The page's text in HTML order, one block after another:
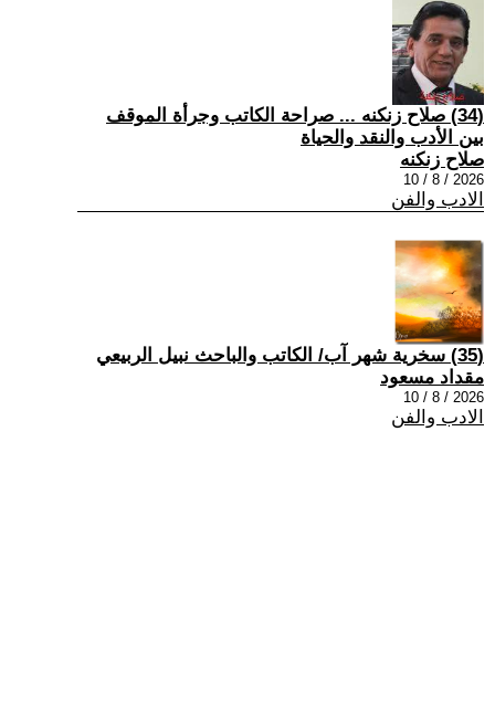
(34) صلاح زنكنه ... صراحة الكاتب وجرأة الموقف
بين الأدب والنقد والحياة
صلاح زنكنه
2026 / 8 / 10
الادب والفن
(35) سخرية شهر آب/ الكاتب والباحث نبيل الربيعي
مقداد مسعود
2026 / 8 / 10
الادب والفن